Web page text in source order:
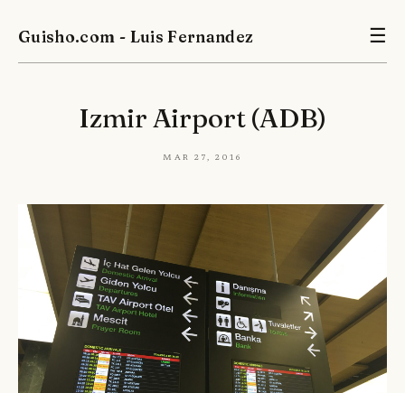
Guisho.com - Luis Fernandez ☰
Izmir Airport (ADB)
Mar 27, 2016